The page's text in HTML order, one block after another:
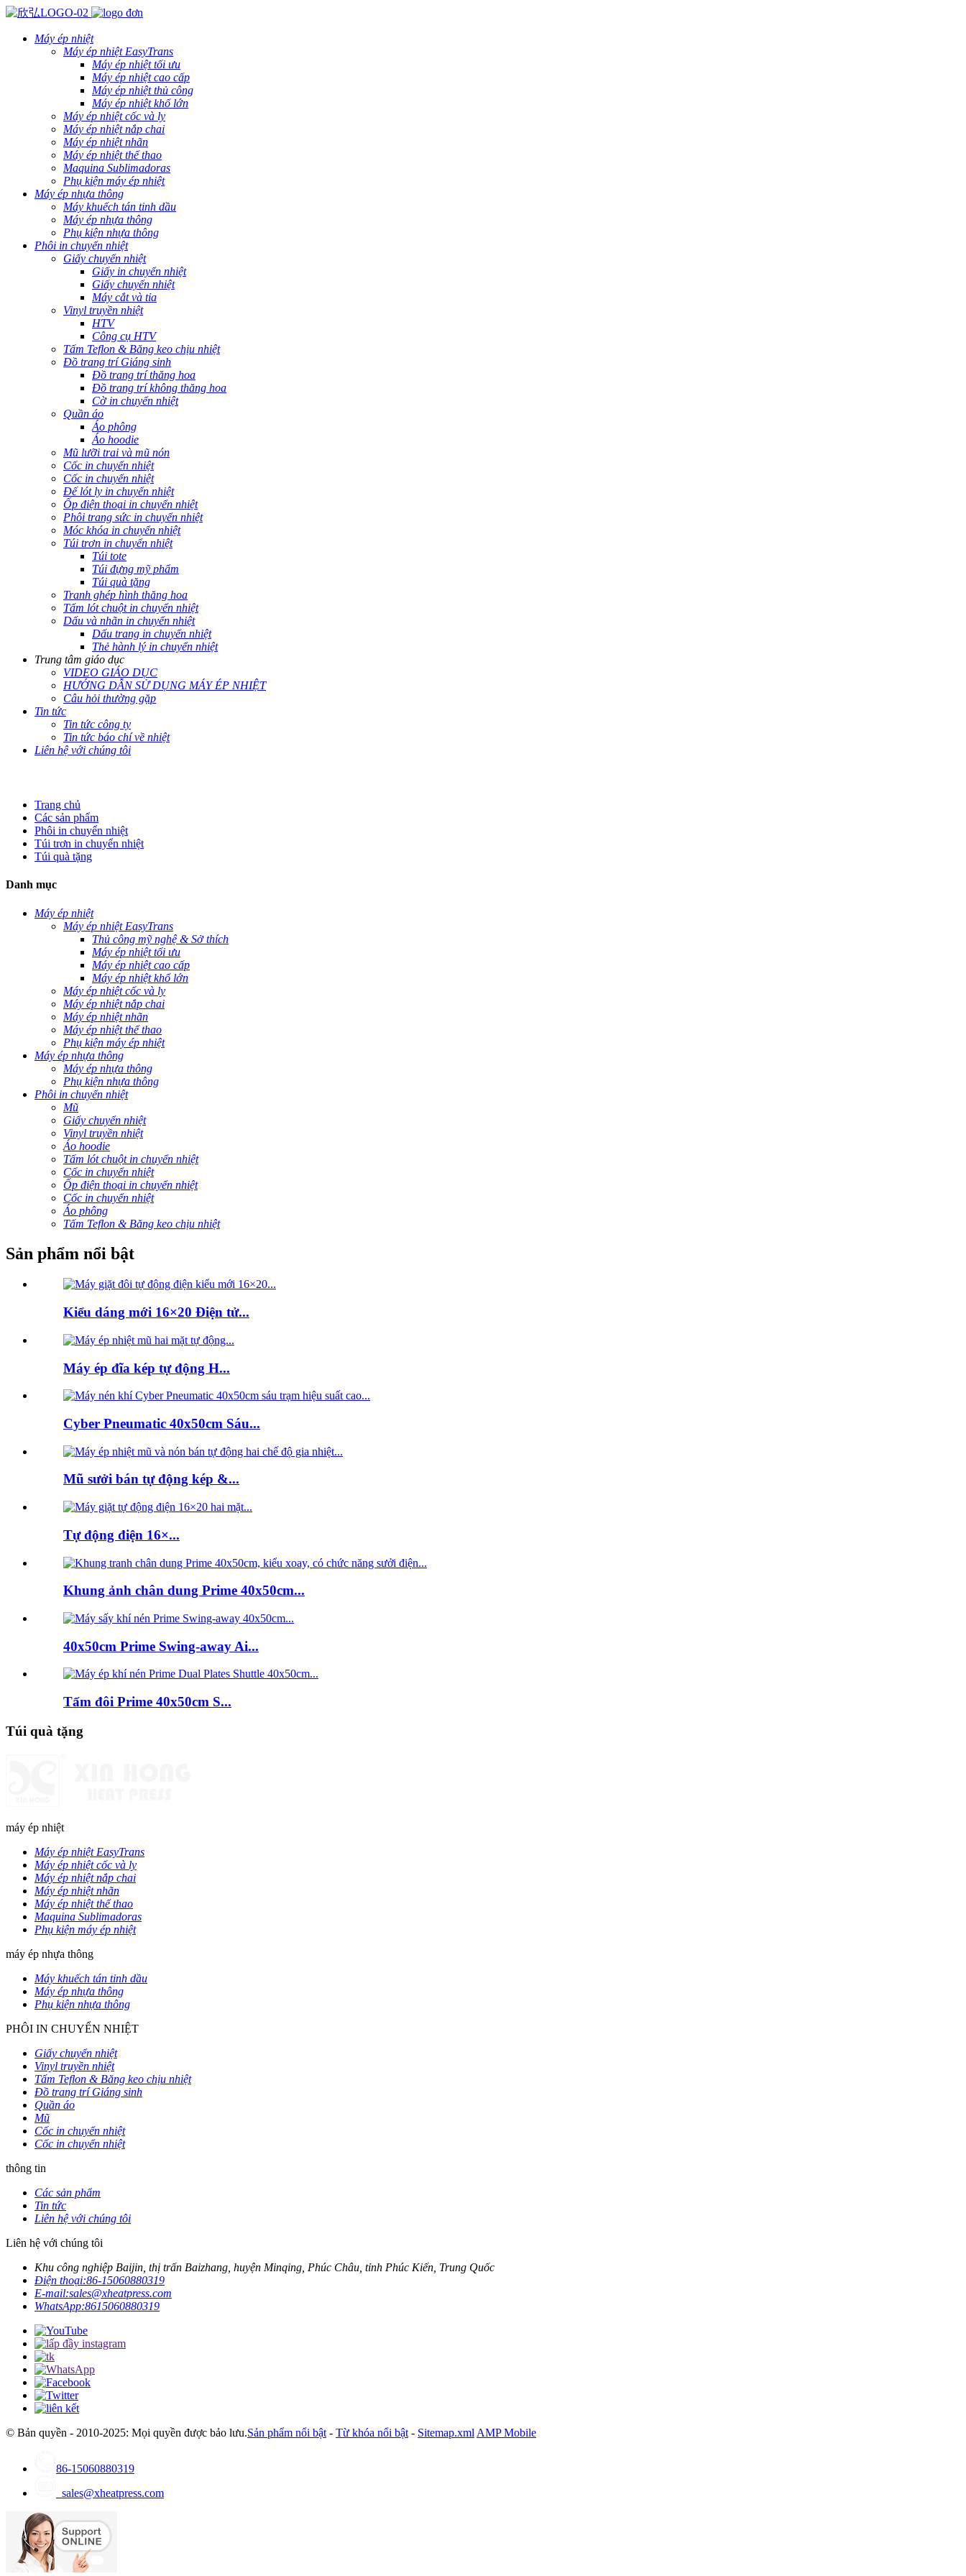
Máy ép nhiệt
Máy ép nhiệt EasyTrans
Máy ép nhiệt tối ưu
Máy ép nhiệt cao cấp
Máy ép nhiệt thủ công
Máy ép nhiệt khổ lớn
Máy ép nhiệt cốc và ly
Máy ép nhiệt nắp chai
Máy ép nhiệt nhãn
Máy ép nhiệt thể thao
Maquina Sublimadoras
Phụ kiện máy ép nhiệt
Máy ép nhựa thông
Máy khuếch tán tinh dầu
Máy ép nhựa thông
Phụ kiện nhựa thông
Phôi in chuyển nhiệt
Giấy chuyển nhiệt
Giấy in chuyển nhiệt
Giấy chuyển nhiệt
Máy cắt và tỉa
Vinyl truyền nhiệt
HTV
Công cụ HTV
Tấm Teflon & Băng keo chịu nhiệt
Đồ trang trí Giáng sinh
Đồ trang trí thăng hoa
Đồ trang trí không thăng hoa
Cờ in chuyển nhiệt
Quần áo
Áo phông
Áo hoodie
Mũ lưỡi trai và mũ nón
Cốc in chuyển nhiệt
Cốc in chuyển nhiệt
Đế lót ly in chuyển nhiệt
Ốp điện thoại in chuyển nhiệt
Phôi trang sức in chuyển nhiệt
Móc khóa in chuyển nhiệt
Túi trơn in chuyển nhiệt
Túi tote
Túi đựng mỹ phẩm
Túi quà tặng
Tranh ghép hình thăng hoa
Tấm lót chuột in chuyển nhiệt
Dấu và nhãn in chuyển nhiệt
Dấu trang in chuyển nhiệt
Thẻ hành lý in chuyển nhiệt
Trung tâm giáo dục
VIDEO GIÁO DỤC
HƯỚNG DẪN SỬ DỤNG MÁY ÉP NHIỆT
Câu hỏi thường gặp
Tin tức
Tin tức công ty
Tin tức báo chí về nhiệt
Liên hệ với chúng tôi
Trang chủ
Các sản phẩm
Phôi in chuyển nhiệt
Túi trơn in chuyển nhiệt
Túi quà tặng
Danh mục
Máy ép nhiệt
Máy ép nhiệt EasyTrans
Thủ công mỹ nghệ & Sở thích
Máy ép nhiệt tối ưu
Máy ép nhiệt cao cấp
Máy ép nhiệt khổ lớn
Máy ép nhiệt cốc và ly
Máy ép nhiệt nắp chai
Máy ép nhiệt nhãn
Máy ép nhiệt thể thao
Phụ kiện máy ép nhiệt
Máy ép nhựa thông
Máy ép nhựa thông
Phụ kiện nhựa thông
Phôi in chuyển nhiệt
Mũ
Giấy chuyển nhiệt
Vinyl truyền nhiệt
Áo hoodie
Tấm lót chuột in chuyển nhiệt
Cốc in chuyển nhiệt
Ốp điện thoại in chuyển nhiệt
Cốc in chuyển nhiệt
Áo phông
Tấm Teflon & Băng keo chịu nhiệt
Sản phẩm nổi bật
Kiểu dáng mới 16×20 Điện tử...
Máy ép đĩa kép tự động H...
Cyber ​​Pneumatic 40x50cm Sáu...
Mũ sưởi bán tự động kép &...
Tự động điện 16×...
Khung ảnh chân dung Prime 40x50cm...
40x50cm Prime Swing-away Ai...
Tấm đôi Prime 40x50cm S...
Túi quà tặng
máy ép nhiệt
Máy ép nhiệt EasyTrans
Máy ép nhiệt cốc và ly
Máy ép nhiệt nắp chai
Máy ép nhiệt nhãn
Máy ép nhiệt thể thao
Maquina Sublimadoras
Phụ kiện máy ép nhiệt
máy ép nhựa thông
Máy khuếch tán tinh dầu
Máy ép nhựa thông
Phụ kiện nhựa thông
PHÔI IN CHUYỂN NHIỆT
Giấy chuyển nhiệt
Vinyl truyền nhiệt
Tấm Teflon & Băng keo chịu nhiệt
Đồ trang trí Giáng sinh
Quần áo
Mũ
Cốc in chuyển nhiệt
Cốc in chuyển nhiệt
thông tin
Các sản phẩm
Tin tức
Liên hệ với chúng tôi
Liên hệ với chúng tôi
Khu công nghiệp Baijin, thị trấn Baizhang, huyện Minqing, Phúc Châu, tỉnh Phúc Kiến, Trung Quốc
Điện thoại:86-15060880319
E-mail:sales@xheatpress.com
WhatsApp:8615060880319
© Bản quyền - 2010-2025: Mọi quyền được bảo lưu.Sản phẩm nổi bật - Từ khóa nổi bật - Sitemap.xml AMP Mobile
86-15060880319
sales@xheatpress.com